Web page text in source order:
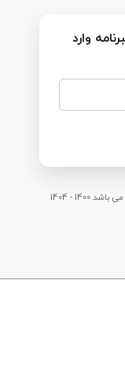
- 1404
وارد